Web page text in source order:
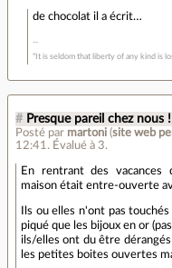
de chocolat il a écrit…
“It is seldom that liberty of any kind is
# Presque pareil chez nous
Posté par martoni (site web
12:41 . Évalué à 3.
En rentrant des
maison était entre-ouverte
Ils ou elles n'ont pas
piqué que les bijoux en or
ils/elles ont du être
les petites boites ouvertes